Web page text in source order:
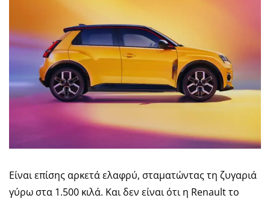
Είναι επίσης αρκετά ελαφρύ, σταματώντας τη ζυγαριά
γύρω στα 1.500 κιλά. Και δεν είναι ότι η Renault το